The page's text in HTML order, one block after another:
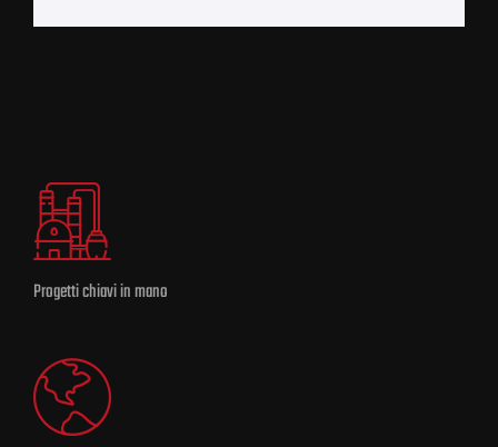
Progetti chiavi in mano